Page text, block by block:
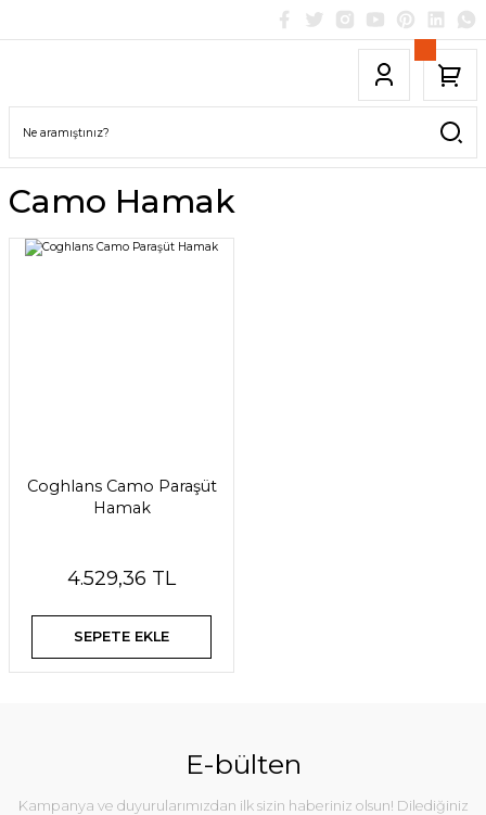
Camo Hamak
Coghlans Camo Paraşüt
Hamak
4.529,36 TL
SEPETE EKLE
E-bülten
Kampanya ve duyurularımızdan ilk sizin haberiniz olsun! Dilediğiniz